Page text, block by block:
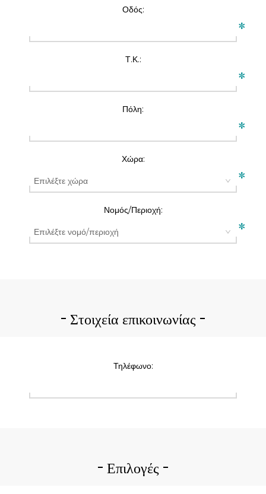
Οδός:
*
Τ.Κ.:
*
Πόλη:
*
Χώρα:
*
Νομός/Περιοχή:
*
Στοιχεία επικοινωνίας
Τηλέφωνο:
Επιλογές